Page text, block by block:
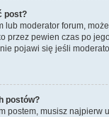
post?
moderator forum,
przez pewien czas po
pojawi się jeśli
postów?
postem, musisz najpierw